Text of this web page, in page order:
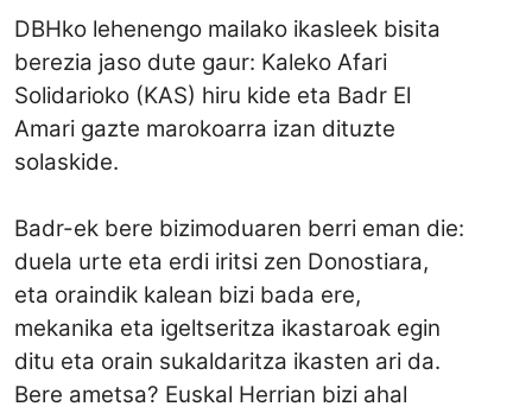
DBHko lehenengo mailako ikasleek bisita
berezia jaso dute gaur: Kaleko Afari
Solidarioko (KAS) hiru kide eta Badr El
Amari gazte marokoarra izan dituzte
solaskide.
Badr-ek bere bizimoduaren berri eman die:
duela urte eta erdi iritsi zen Donostiara,
eta oraindik kalean bizi bada ere,
mekanika eta igeltseritza ikastaroak egin
ditu eta orain sukaldaritza ikasten ari da.
Bere ametsa? Euskal Herrian bizi ahal